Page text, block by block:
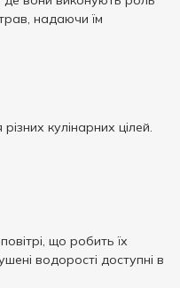
надаючи їм
кулінарних цілей.
що робить їх
водорості доступні в